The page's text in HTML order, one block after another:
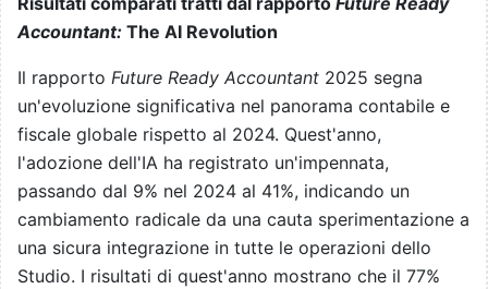
Accountant: The AI Revolution
Il rapporto Future Ready Accountant 2025 segna
un'evoluzione significativa nel panorama contabile e
fiscale globale rispetto al 2024. Quest'anno,
l'adozione dell'IA ha registrato un'impennata,
passando dal 9% nel 2024 al 41%, indicando un
cambiamento radicale da una cauta sperimentazione a
una sicura integrazione in tutte le operazioni dello
Studio. I risultati di quest'anno mostrano che il 77%